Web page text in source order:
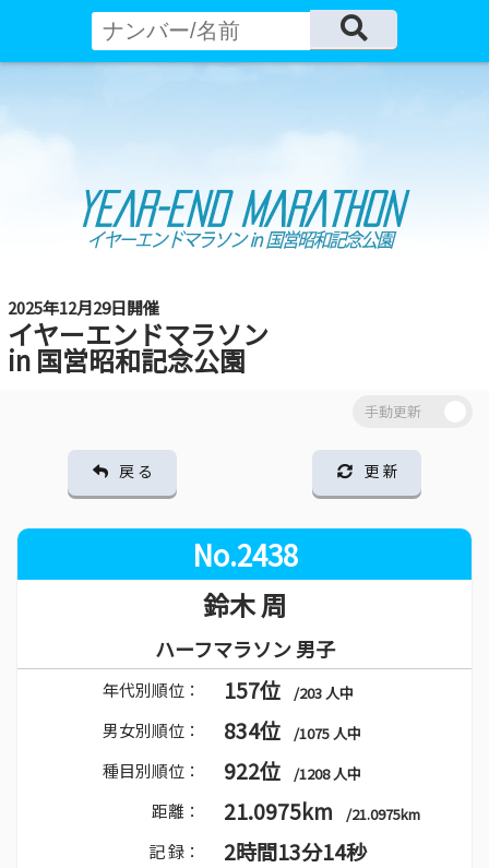
2025年12月29日開催
イヤーエンドマラソン
in 国営昭和記念公園
戻 る 更 新
No.2438
鈴木 周
ハーフマラソン 男子
年代別順位： 157位 /203 人中
男女別順位： 834位 /1075 人中
種目別順位： 922位 /1208 人中
距離： 21.0975km /21.0975km
記 録： 2時間13分14秒